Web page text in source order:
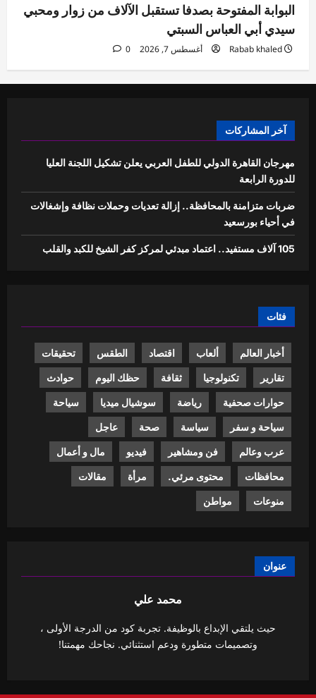
البوابة المفتوحة بصدفا تستقبل الآلاف من زوار ومحبي
سيدي أبي العباس السبتي
Rabab khaled أغسطس 7, 2026 0
آخر المشاركات
مهرجان القاهرة الدولي للطفل العربي يعلن تشكيل اللجنة العليا
للدورة الرابعة
ضربات متزامنة بالمحافظة.. إزالة تعديات وحملات نظافة وإشغالات
في أحياء بورسعيد
105 آلاف مستفيد.. اعتماد مبدئي لمركز كفر الشيخ للكبد والقلب
فئات
أخبار العالم ألعاب اقتصاد الطقس تحقيقات
تقارير تكنولوجيا ثقافة حظك اليوم حوادث
حوارات صحفية رياضة سوشيال ميديا سياحة
سياحة و سفر سياسة صحة عاجل
عرب وعالم فن ومشاهير فيديو مال و أعمال
محافظات محتوى مرئي. مرأة مقالات
منوعات مواطن
عنوان
محمد علي
حيث يلتقي الإبداع بالوظيفة. تجربة كود من الدرجة الأولى ،
وتصميمات متطورة ودعم استثنائي. نجاحك مهمتنا!